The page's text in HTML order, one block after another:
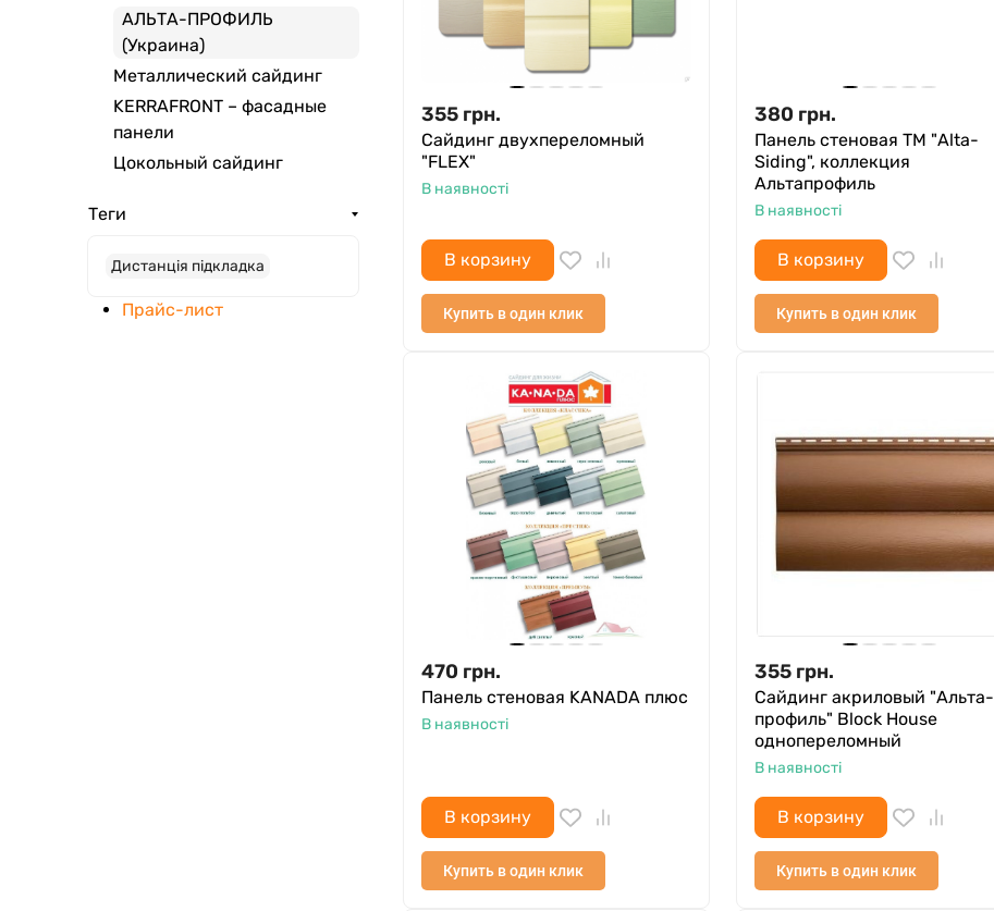
АЛЬТА-ПРОФИЛЬ
(Украина)
Металлический сайдинг
KERRAFRONT – фасадные
панели
Цокольный сайдинг
Теги
Дистанція підкладка
Прайс-лист
355 грн.
Сайдинг двухпереломный
"FLEX"
В наявності
В корзину
Купить в один клик
380 грн.
Панель стеновая ТМ "Alta-
Siding", коллекция
Альтапрофиль
В наявності
В корзину
Купить в один клик
470 грн.
Панель стеновая KANADA плюс
В наявності
В корзину
Купить в один клик
355 грн.
Cайдинг акриловый "Альта-
профиль" Block House
однопереломный
В наявності
В корзину
Купить в один клик